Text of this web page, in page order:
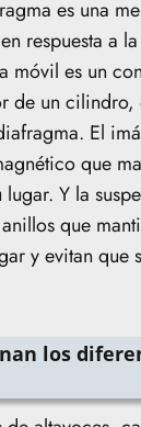
es una
respuesta a
móvil es un
de un cilindro,
El
que
Y la
que
y evitan que
los